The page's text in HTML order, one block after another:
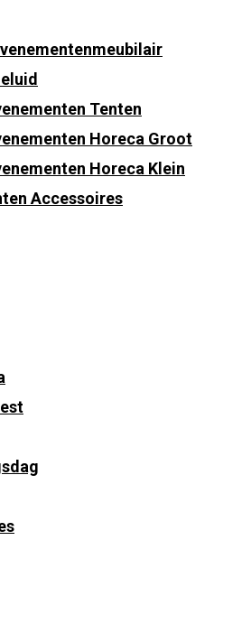
Tenten
Horeca Groot
Horeca Klein
Accessoires